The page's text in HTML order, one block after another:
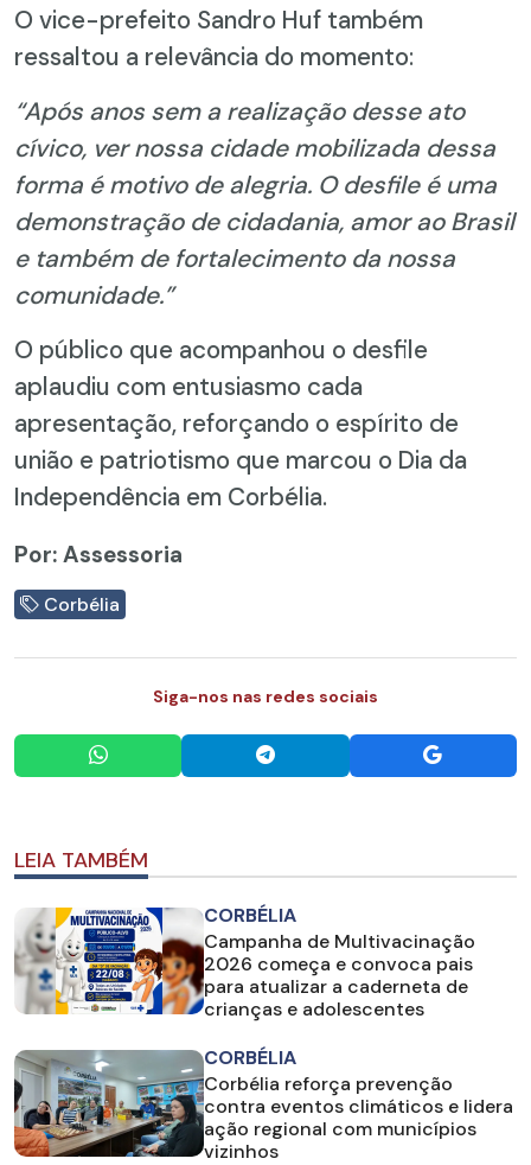
O vice-prefeito Sandro Huf também
ressaltou a relevância do momento:
“Após anos sem a realização desse ato
cívico, ver nossa cidade mobilizada dessa
forma é motivo de alegria. O desfile é uma
demonstração de cidadania, amor ao Brasil
e também de fortalecimento da nossa
comunidade.”
O público que acompanhou o desfile
aplaudiu com entusiasmo cada
apresentação, reforçando o espírito de
união e patriotismo que marcou o Dia da
Independência em Corbélia.
Por: Assessoria
Corbélia
Siga-nos nas redes sociais
LEIA TAMBÉM
CORBÉLIA
Campanha de Multivacinação
2026 começa e convoca pais
para atualizar a caderneta de
crianças e adolescentes
CORBÉLIA
Corbélia reforça prevenção
contra eventos climáticos e lidera
ação regional com municípios
vizinhos